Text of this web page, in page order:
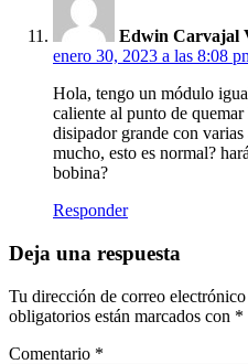
Edwin Carvajal
enero 30, 2023 a las 8:08
Hola, tengo un módulo
caliente al punto de
disipador grande con
mucho, esto es normal?
bobina?
Responder
Deja una respuesta
Tu dirección de correo
obligatorios están marcados con *
Comentario *